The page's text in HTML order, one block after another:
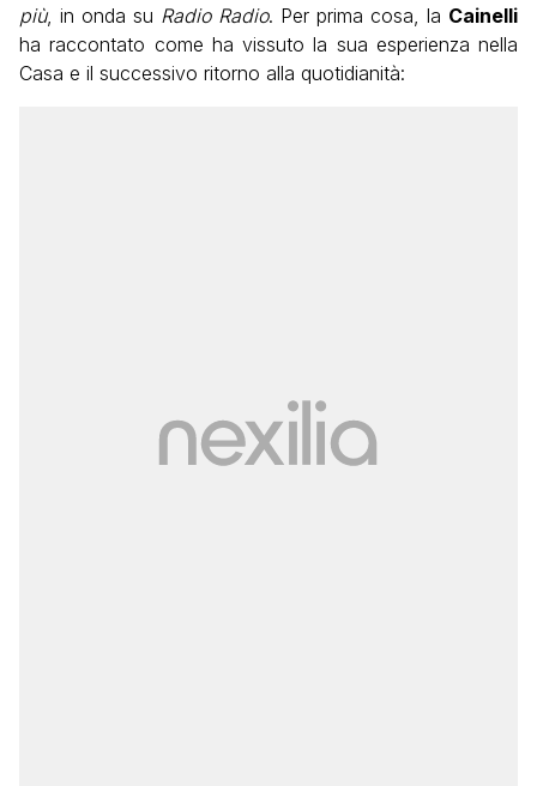
più, in onda su Radio Radio. Per prima cosa, la Cainelli
ha raccontato come ha vissuto la sua esperienza nella
Casa e il successivo ritorno alla quotidianità: